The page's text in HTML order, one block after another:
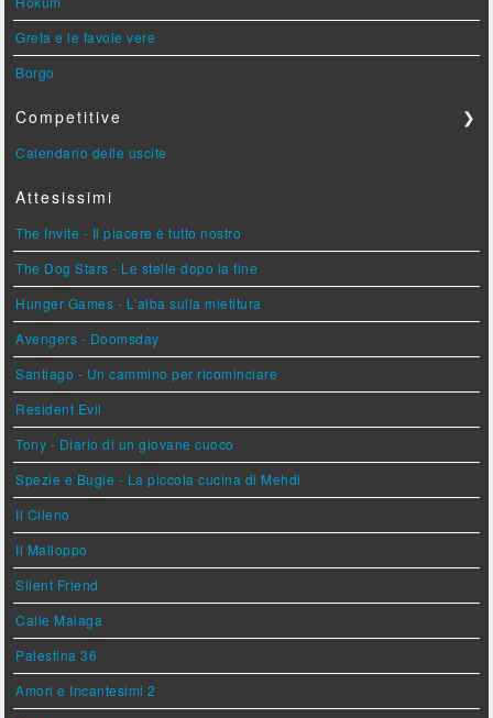
Greta e le favole vere
Borgo
Competitive ❯
Calendario delle uscite
Attesissimi
The Invite - Il piacere è tutto nostro
The Dog Stars - Le stelle dopo la fine
Hunger Games - L'alba sulla mietitura
Avengers - Doomsday
Santiago - Un cammino per ricominciare
Resident Evil
Tony - Diario di un giovane cuoco
Spezie e Bugie - La piccola cucina di Mehdi
Il Cileno
Il Malloppo
Silent Friend
Calle Malaga
Palestina 36
Amori e Incantesimi 2